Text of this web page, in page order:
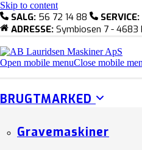
Skip to content
SALG: 56 72 14 88 SERVICE:
ADRESSE: Symbiosen 7 - 4683
Open mobile menuClose mobile
BRUGTMARKED
Gravemaskiner